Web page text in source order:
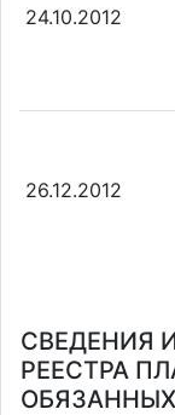
24.10.2012
26.12.2012
СВЕДЕНИЯ
РЕЕСТРА